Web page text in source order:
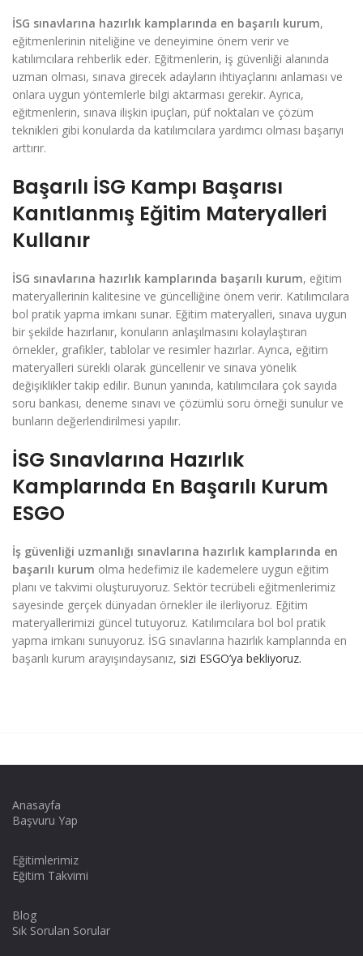
İSG sınavlarına hazırlık kamplarında en başarılı kurum,
eğitmenlerinin niteliğine ve deneyimine önem verir ve
katılımcılara rehberlik eder. Eğitmenlerin, iş güvenliği alanında
uzman olması, sınava girecek adayların ihtiyaçlarını anlaması ve
onlara uygun yöntemlerle bilgi aktarması gerekir. Ayrıca,
eğitmenlerin, sınava ilişkin ipuçları, püf noktaları ve çözüm
teknikleri gibi konularda da katılımcılara yardımcı olması başarıyı
arttırır.
Başarılı İSG Kampı Başarısı
Kanıtlanmış Eğitim Materyalleri
Kullanır
İSG sınavlarına hazırlık kamplarında başarılı kurum, eğitim
materyallerinin kalitesine ve güncelliğine önem verir. Katılımcılara
bol pratik yapma imkanı sunar. Eğitim materyalleri, sınava uygun
bir şekilde hazırlanır, konuların anlaşılmasını kolaylaştıran
örnekler, grafikler, tablolar ve resimler hazırlar. Ayrıca, eğitim
materyalleri sürekli olarak güncellenir ve sınava yönelik
değişiklikler takip edilir. Bunun yanında, katılımcılara çok sayıda
soru bankası, deneme sınavı ve çözümlü soru örneği sunulur ve
bunların değerlendirilmesi yapılır.
İSG Sınavlarına Hazırlık
Kamplarında En Başarılı Kurum
ESGO
İş güvenliği uzmanlığı sınavlarına hazırlık kamplarında en
başarılı kurum olma hedefimiz ile kademelere uygun eğitim
planı ve takvimi oluşturuyoruz. Sektör tecrübeli eğitmenlerimiz
sayesinde gerçek dünyadan örnekler ile ilerliyoruz. Eğitim
materyallerimizi güncel tutuyoruz. Katılımcılara bol bol pratik
yapma imkanı sunuyoruz. İSG sınavlarına hazırlık kamplarında en
başarılı kurum arayışındaysanız, sizi ESGO’ya bekliyoruz.
Anasayfa
Başvuru Yap
Eğitimlerimiz
Eğitim Takvimi
Blog
Sık Sorulan Sorular